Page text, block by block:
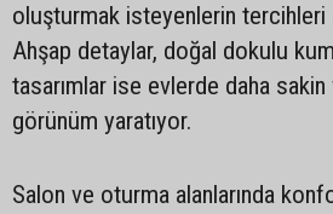
oluşturmak isteyenlerin tercihleri
Ahşap detaylar, doğal dokulu
tasarımlar ise evlerde daha
görünüm yaratıyor.
Salon ve oturma alanlarında